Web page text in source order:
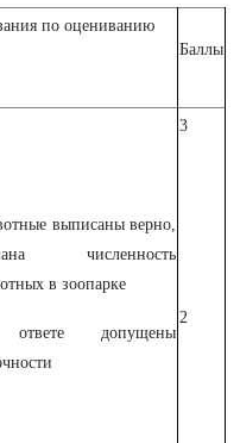
по оцениванию
Баллы
выписаны верно,
численность
в зоопарке
допущены
3
2